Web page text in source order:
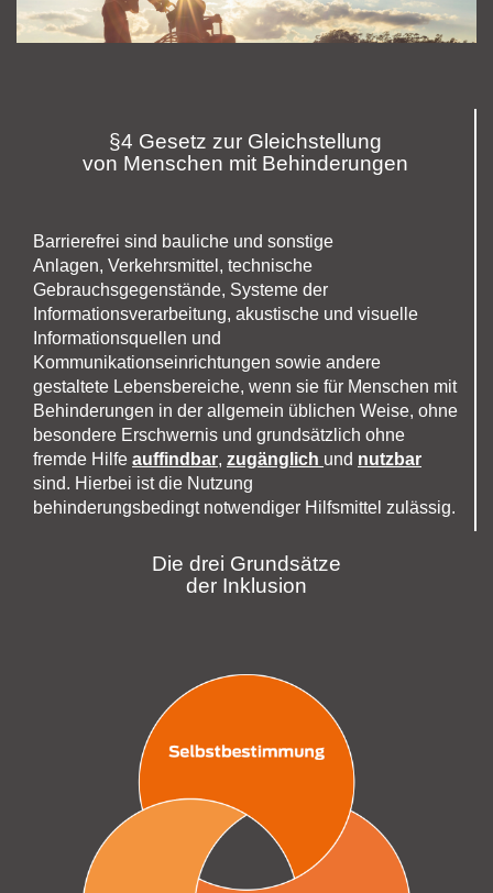
komfortabler gestaltet - heute und in Zukunft.
anbieten, wo auch immer Ihr Standort ist.
§4 Gesetz zur Gleichstellung
von Menschen mit Behinderungen
Barrierefrei sind bauliche und sonstige
Anlagen, Verkehrsmittel, technische
Gebrauchsgegenstände, Systeme der
Informationsverarbeitung, akustische und visuelle
Informationsquellen und
Kommunikationseinrichtungen sowie andere
gestaltete Lebensbereiche, wenn sie für Menschen mit
Behinderungen in der allgemein üblichen Weise, ohne
besondere Erschwernis und grundsätzlich ohne
fremde Hilfe auffindbar, zugänglich und nutzbar
sind. Hierbei ist die Nutzung
behinderungsbedingt notwendiger Hilfsmittel zulässig.
Die drei Grundsätze
der Inklusion